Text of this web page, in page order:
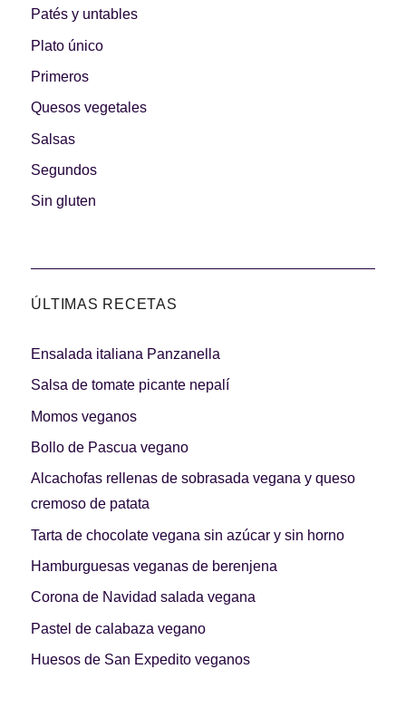
Patés y untables
Plato único
Primeros
Quesos vegetales
Salsas
Segundos
Sin gluten
ÚLTIMAS RECETAS
Ensalada italiana Panzanella
Salsa de tomate picante nepalí
Momos veganos
Bollo de Pascua vegano
Alcachofas rellenas de sobrasada vegana y queso
cremoso de patata
Tarta de chocolate vegana sin azúcar y sin horno
Hamburguesas veganas de berenjena
Corona de Navidad salada vegana
Pastel de calabaza vegano
Huesos de San Expedito veganos